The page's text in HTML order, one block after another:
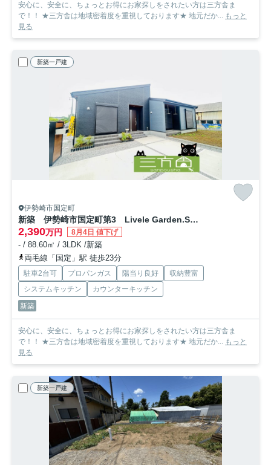
安心に、安全に、ちょっとお得にお家探しをされたい方は三方舎ま
で！！ ★三方舎は地域密着度を重視しております★ 地元だか...
もっと
見る
新築一戸建
伊勢崎市国定町
新築 伊勢崎市国定町第3 Livele Garden.S 2号棟
2,390万円 8月4日 値下げ
- / 88.60㎡ / 3LDK /新築
両毛線「国定」駅 徒歩23分
駐車2台可 プロパンガス 陽当り良好
収納豊富
システムキッチン
カウンターキッチン
新築
安心に、安全に、ちょっとお得にお家探しをされたい方は三方舎ま
で！！ ★三方舎は地域密着度を重視しております★ 地元だか...
もっと
見る
新築一戸建